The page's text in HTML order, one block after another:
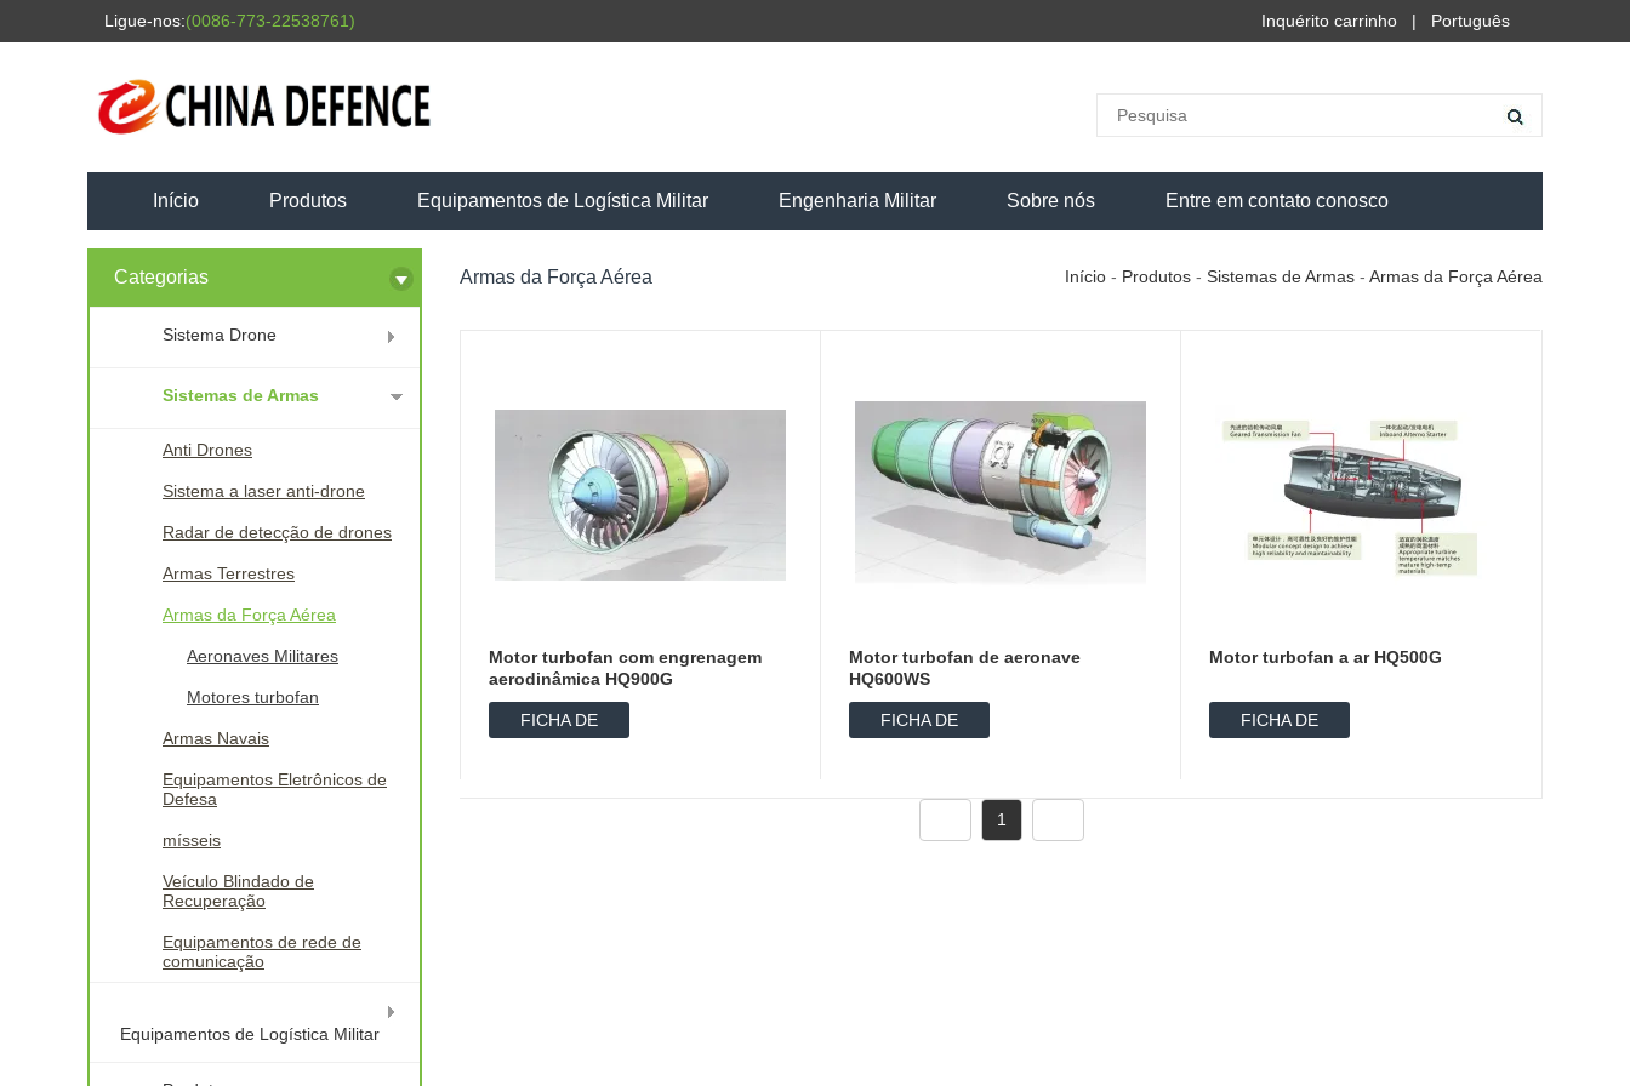
Ligue-nos:(0086-773-22538761) Português
|
Inquérito carrinho
Início Produtos Equipamentos de Logística Militar Engenharia Militar Sobre nós Entre em contato conosco
Categorias
Sistema Drone
Sistemas de Armas
Anti Drones
Sistema a laser anti-drone
Radar de detecção de drones
Armas Terrestres
Armas da Força Aérea
Aeronaves Militares
Motores turbofan
Armas Navais
Equipamentos Eletrônicos de
Defesa
mísseis
Veículo Blindado de
Recuperação
Equipamentos de rede de
comunicação
Equipamentos de Logística Militar
Armas da Força Aérea Início - Produtos - Sistemas de Armas - Armas da Força Aérea
Motor turbofan com engrenagem
aerodinâmica HQ900G
FICHA DE
Motor turbofan de aeronave
HQ600WS
FICHA DE
Motor turbofan a ar HQ500G
FICHA DE
1